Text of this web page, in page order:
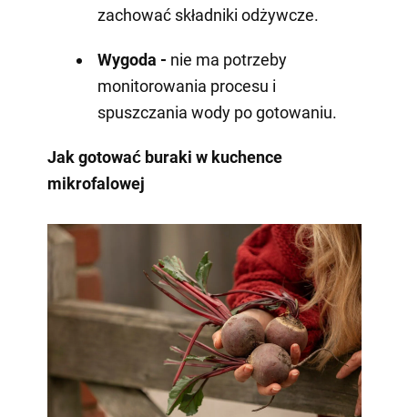
zachować składniki odżywcze.
Wygoda - nie ma potrzeby
monitorowania procesu i
spuszczania wody po gotowaniu.
Jak gotować buraki w kuchence
mikrofalowej